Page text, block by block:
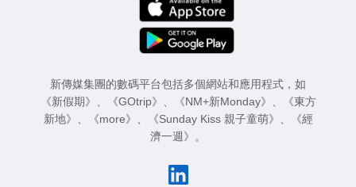
新傳媒集團的數碼平台包括多個網站和應用程式，如
《新假期》 、 《GOtrip》 、 《NM+新Monday》 、
《東方
新地》 、 《more》 、 《Sunday Kiss 親子童萌》 、
《經
濟一週》 。